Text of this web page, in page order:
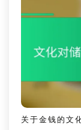
关于金钱的文